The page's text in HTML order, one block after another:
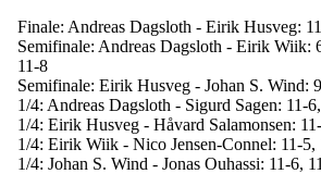
Finale: Andreas Dagsloth - Eirik Husveg:
Semifinale: Andreas Dagsloth - Eirik Wiik:
11-8
Semifinale: Eirik Husveg - Johan S. Wind:
1/4: Andreas Dagsloth - Sigurd Sagen: 11-
1/4: Eirik Husveg - Håvard Salamonsen:
1/4: Eirik Wiik - Nico Jensen-Connel: 11-5,
1/4: Johan S. Wind - Jonas Ouhassi: 11-6,